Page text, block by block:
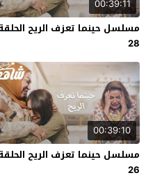
00:39:11
مسلسل حينما تعزف الريح
28
00:39:10
مسلسل حينما تعزف الريح
26